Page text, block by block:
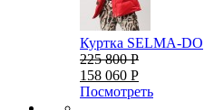
Куртка SELMA-DO
225 800 Р
158 060 Р
Посмотреть